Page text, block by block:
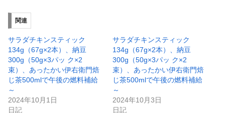
ウ
ィ
ン
ウ
で
開
き
ま
す
)
い
(
新
し
い
ウ
ィ
ン
ウ
で
関連
サラダチキンスティック
134g（67g×2本）、納豆
300g（50g×3パッ ク×2
束）、あったかい伊右衛門焙
じ茶500mlで午後の燃料補給
～
2024年10月1日
日記
サラダチキンスティック
134g（67g×2本）、納豆
300g（50g×3パッ ク×2
束）、あったかい伊右衛門焙
じ茶500mlで午後の燃料補給
～
2024年10月3日
日記